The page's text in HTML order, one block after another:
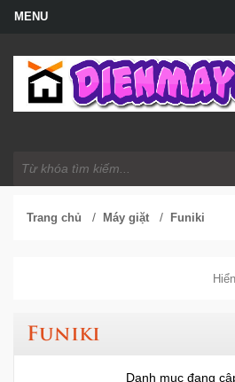
Trang chủ / Máy giặt / Funiki
Funiki
Danh mục đang